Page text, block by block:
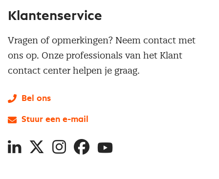
Klantenservice
Vragen of opmerkingen? Neem contact met
ons op. Onze professionals van het Klant
contact center helpen je graag.
Bel ons
Stuur een e-mail
LinkedIn
X InstagramFacebookYouTube